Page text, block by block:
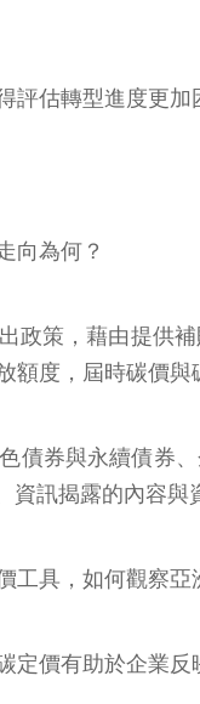
估轉型進度更
向為何？
政策，藉由提供
度，屆時碳價與
債券與永續債券
訊揭露的內容與
工具，如何觀察亞
價有助於企業反